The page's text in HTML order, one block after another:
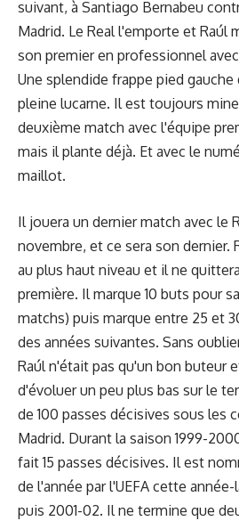
suivant, à Santiago Bernabeu
Madrid. Le Real l'emporte et Raúl
son premier en professionnel
Une splendide frappe pied gauche
pleine lucarne. Il est toujours
deuxième match avec l'équipe
mais il plante déjà. Et avec le
maillot.
Il jouera un dernier match avec le
novembre, et ce sera son dernier.
au plus haut niveau et il ne
première. Il marque 10 buts pour
matchs) puis marque entre 25 et
des années suivantes. Sans
Raúl n'était pas qu'un bon buteur
d'évoluer un peu plus bas sur le
de 100 passes décisives sous les
Madrid. Durant la saison 1999-
fait 15 passes décisives. Il est
de l'année par l'UEFA cette
puis 2001-02. Il ne termine que